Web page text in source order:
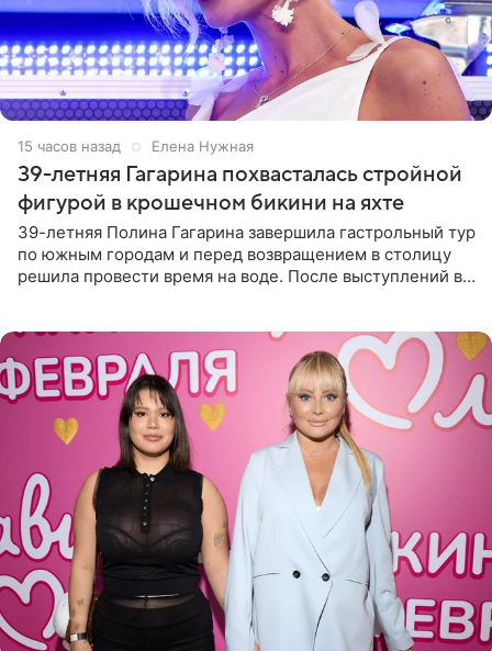
15 часов назад Елена Нужная
39-летняя Гагарина похвасталась стройной
фигурой в крошечном бикини на яхте
39-летняя Полина Гагарина завершила гастрольный тур
по южным городам и перед возвращением в столицу
решила провести время на воде. После выступлений в